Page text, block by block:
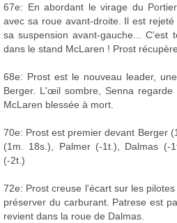
67e: En abordant le virage du
avec sa roue avant-droite. Il est
sa suspension avant-gauche... C'est
dans le stand McLaren ! Prost
68e: Prost est le nouveau leader,
Berger. L'œil sombre, Senna regarde
McLaren blessée à mort.
70e: Prost est premier devant Berger
(1m. 18s.), Palmer (-1t.), Dalmas (-
(-2t.)
72e: Prost creuse l'écart sur les
préserver du carburant. Patrese est
revient dans la roue de Dalmas.